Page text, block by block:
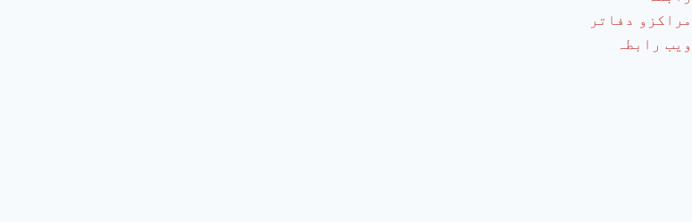
مراکزو دفاتر
ویب رابطہ